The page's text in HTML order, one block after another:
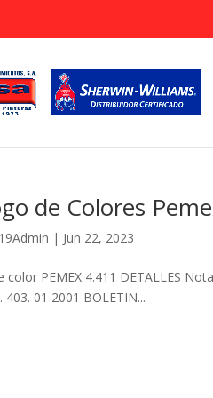
de Colores
| Jun 22, 2023
color PEMEX 4.411 DETALLES
403. 01 2001 BOLETIN...